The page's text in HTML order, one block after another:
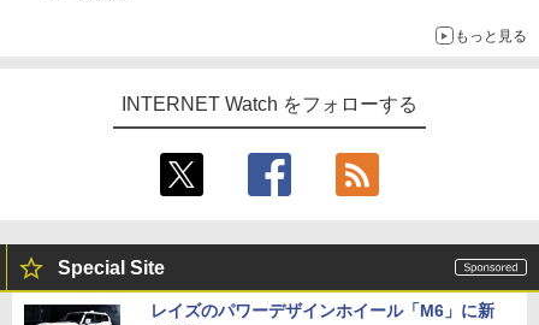
もっと見る
INTERNET Watch をフォローする
Special Site
レイズのパワーデザインホイール「M6」に新